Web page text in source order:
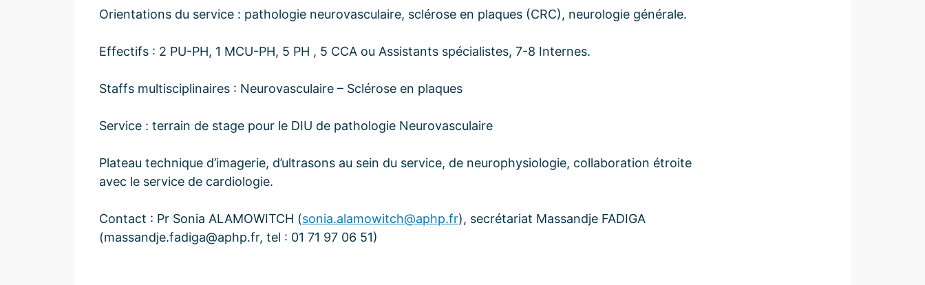
Orientations du service : pathologie neurovasculaire, sclérose en plaques (CRC), neurologie générale.
Effectifs : 2 PU-PH, 1 MCU-PH, 5 PH , 5 CCA ou Assistants spécialistes, 7-8 Internes.
Staffs multisciplinaires : Neurovasculaire – Sclérose en plaques
Service : terrain de stage pour le DIU de pathologie Neurovasculaire
Plateau technique d’imagerie, d’ultrasons au sein du service, de neurophysiologie, collaboration étroite
avec le service de cardiologie.
Contact : Pr Sonia ALAMOWITCH (sonia.alamowitch@aphp.fr), secrétariat Massandje FADIGA
(massandje.fadiga@aphp.fr, tel : 01 71 97 06 51)